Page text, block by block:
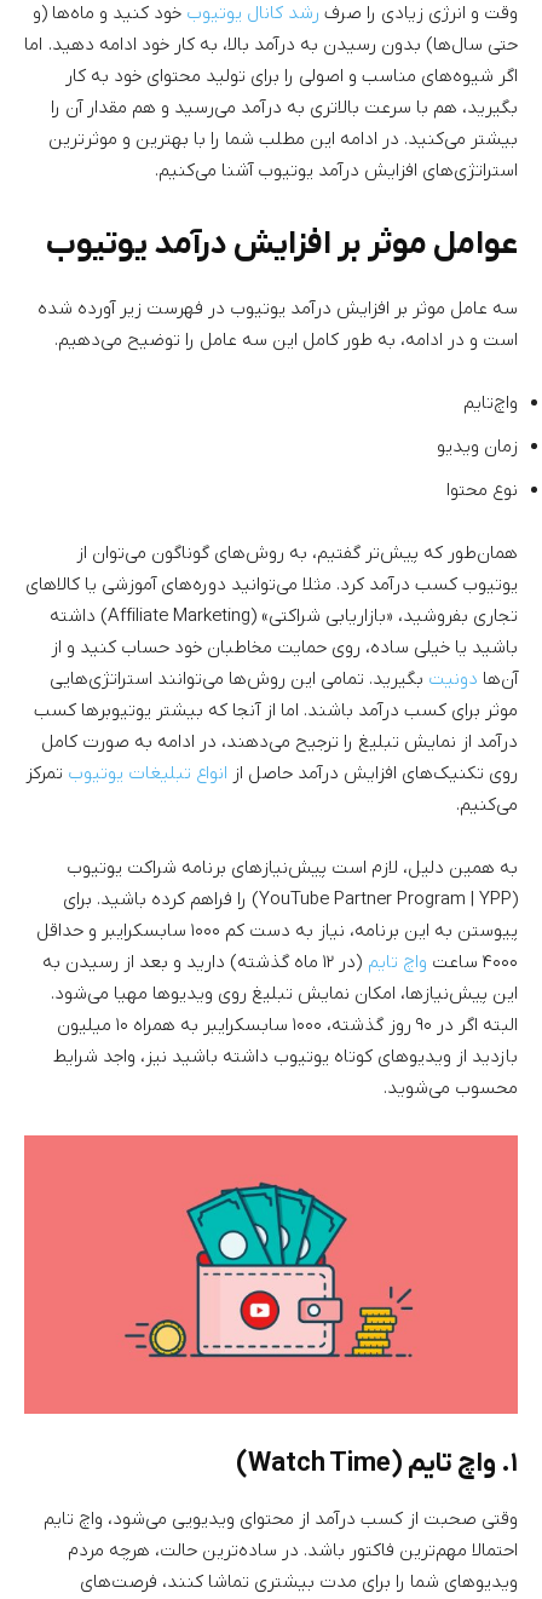
وقت و انرژی زیادی را صرف رشد کانال یوتیوب خود کنید و ماه‌ها (و
حتی سال‌ها) بدون رسیدن به درآمد بالا، به کار خود ادامه دهید. اما
اگر شیوه‌های مناسب و اصولی را برای تولید محتوای خود به کار
بگیرید، هم با سرعت بالاتری به درآمد می‌رسید و هم مقدار آن را
بیشتر می‌کنید. در ادامه این مطلب شما را با بهترین و موثرترین
استراتژی‌های افزایش درآمد یوتیوب آشنا می‌کنیم.
عوامل موثر بر افزایش درآمد یوتیوب
سه عامل موثر بر افزایش درآمد یوتیوب در فهرست زیر آورده شده
است و در ادامه، به طور کامل این سه عامل را توضیح می‌دهیم.
واچ‌تایم
زمان ویدیو
نوع محتوا
همان‌طور که پیش‌تر گفتیم، به روش‌های گوناگون می‌توان از
یوتیوب کسب درآمد کرد. مثلا می‌توانید دوره‌های آموزشی یا کالاهای
تجاری بفروشید، «بازاریابی شراکتی» (Affiliate Marketing) داشته
باشید یا خیلی ساده، روی حمایت مخاطبان خود حساب کنید و از
آن‌ها دونیت بگیرید. تمامی این روش‌ها می‌توانند استراتژی‌هایی
موثر برای کسب درآمد باشند. اما از آنجا که بیشتر یوتیوبرها کسب
درآمد از نمایش تبلیغ را ترجیح می‌دهند، در ادامه به صورت کامل
روی تکنیک‌های افزایش درآمد حاصل از انواع تبلیغات یوتیوب تمرکز
می‌کنیم.
به همین دلیل، لازم است پیش‌نیازهای برنامه شراکت یوتیوب
(YouTube Partner Program | YPP) را فراهم کرده باشید. برای
پیوستن به این برنامه، نیاز به دست کم ۱۰۰۰ سابسکرایبر و حداقل
۴۰۰۰ ساعت
واچ تایم
(در ۱۲ ماه گذشته) دارید و بعد از رسیدن به
این پیش‌نیازها، امکان نمایش تبلیغ روی ویدیوها مهیا می‌شود.
البته اگر در ۹۰ روز گذشته، ۱۰۰۰ سابسکرایبر به همراه ۱۰ میلیون
بازدید از ویدیوهای کوتاه یوتیوب داشته باشید نیز، واجد شرایط
محسوب می‌شوید.
۱. واچ تایم (Watch Time)
وقتی صحبت از کسب درآمد از محتوای ویدیویی می‌شود، واچ تایم
احتمالا مهم‌ترین فاکتور باشد. در ساده‌ترین حالت، هرچه مردم
ویدیوهای شما را برای مدت بیشتری تماشا کنند، فرصت‌های